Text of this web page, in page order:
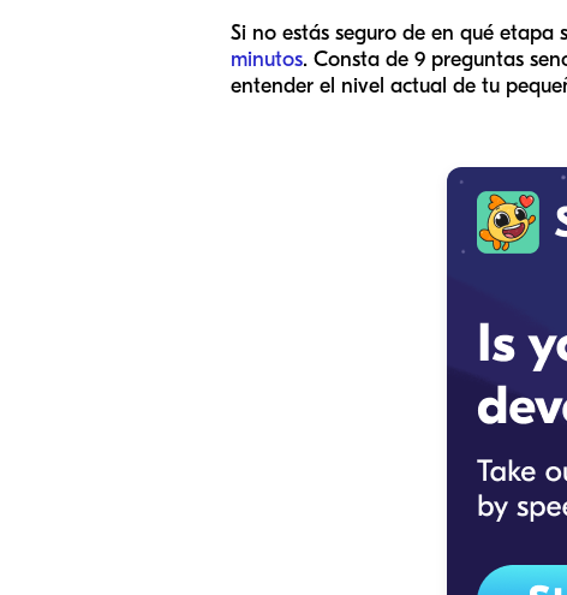
Si no estás seguro de en qué etapa
minutos. Consta de 9 preguntas
entender el nivel actual de tu